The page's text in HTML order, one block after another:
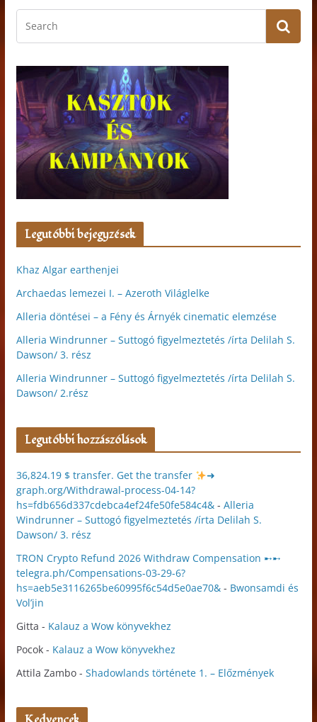
Legutóbbi bejegyzések
Khaz Algar earthenjei
Archaedas lemezei I. – Azeroth Világlelke
Alleria döntései – a Fény és Árnyék cinematic elemzése
Alleria Windrunner – Suttogó figyelmeztetés /írta Delilah S.
Dawson/ 3. rész
Alleria Windrunner – Suttogó figyelmeztetés /írta Delilah S.
Dawson/ 2.rész
Legutóbbi hozzászólások
36,824.19 $ transfer. Get the transfer
➜
graph.org/Withdrawal-process-04-14?
hs=fdb656d337cdebca4ef24fe50fe584c4&- Alleria
Windrunner – Suttogó figyelmeztetés /írta Delilah S.
Dawson/ 3. rész
TRON Crypto Refund 2026 Withdraw Compensation ➸➸
telegra.ph/Compensations-03-29-6?
hs=aeb5e3116265be60995f6c54d5e0ae70&- Bwonsamdi és
Vol’jin
Gitta - Kalauz a Wow könyvekhez
Pocok- Kalauz a Wow könyvekhez
Attila Zambo- Shadowlands története 1. – Előzmények